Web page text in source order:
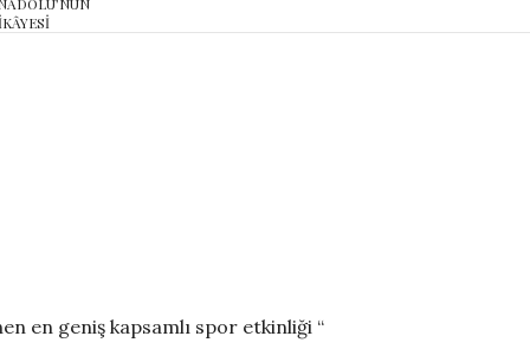
en geniş kapsamlı spor etkinliği “